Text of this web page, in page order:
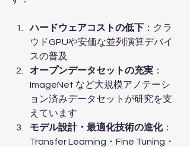
ハードウェアコストの低下 ：クラ
ウドGPUや安価な並列演算デバイ
スの普及
オープンデータセットの充実 ：
ImageNet など大規模アノテーシ
ョン済みデータセットが研究を支
えています
モデル設計・最適化技術の進化：
Transfer Learning・Fine Tuning・